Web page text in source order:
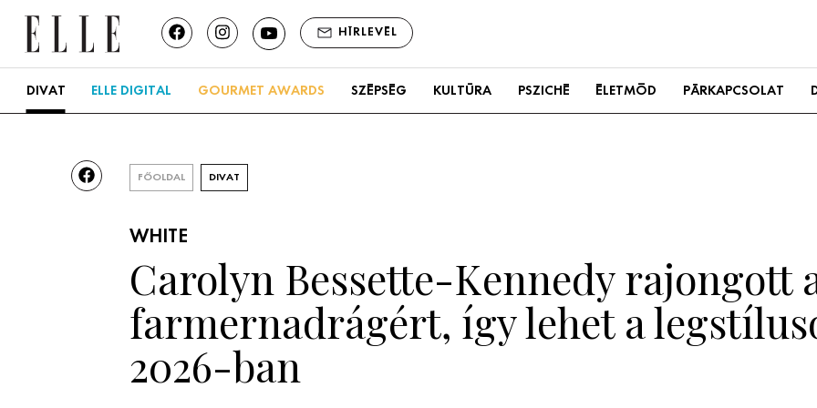
HÍRLEVÉL
DIVAT ELLE DIGITAL GOURMET AWARDS SZÉPSÉG KULTÚRA PSZICHÉ ÉLETMÓD PÁRKAPCSOLAT
FŐOLDAL DIVAT
WHITE
Carolyn Bessette-Kennedy rajongott
farmernadrágért, így lehet a
2026-ban